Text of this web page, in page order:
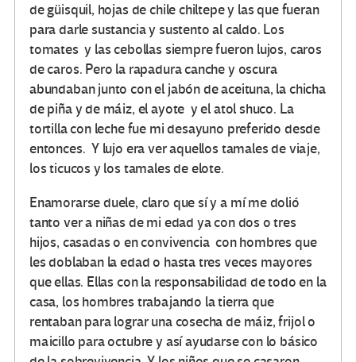
de güisquil, hojas de chile chiltepe y las que fueran
para darle sustancia y sustento al caldo. Los
tomates y las cebollas siempre fueron lujos, caros
de caros. Pero la rapadura canche y oscura
abundaban junto con el jabón de aceituna, la chicha
de piña y de máiz, el ayote y el atol shuco. La
tortilla con leche fue mi desayuno preferido desde
entonces. Y lujo era ver aquellos tamales de viaje,
los ticucos y los tamales de elote.
Enamorarse duele, claro que sí y a mí me dolió
tanto ver a niñas de mi edad ya con dos o tres
hijos, casadas o en convivencia con hombres que
les doblaban la edad o hasta tres veces mayores
que ellas. Ellas con la responsabilidad de todo en la
casa, los hombres trabajando la tierra que
rentaban para lograr una cosecha de máiz, frijol o
maicillo para octubre y así ayudarse con lo básico